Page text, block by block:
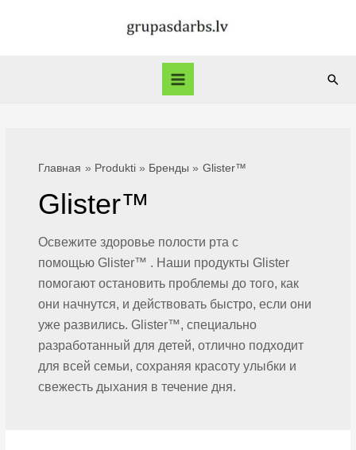
Main
Главная Produkti Бренды Glister™
Glister™
Освежите здоровье полости рта с
помощью Glister™ . Наши продукты Glister
помогают остановить проблемы до того, как
они начнутся, и действовать быстро, если они
уже развились. Glister™, специально
разработанный для детей, отлично подходит
для всей семьи, сохраняя красоту улыбки и
свежесть дыхания в течение дня.